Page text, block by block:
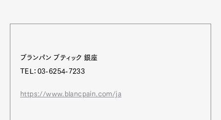
ブランパン ブティック 銀座
TEL：03-6254-7233
https://www.blancpain.com/ja